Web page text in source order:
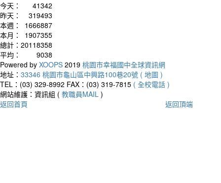
今天：
41342
昨天：
319493
本週：
1666887
本月：
1907355
總計： 20118358
平均：
9038
Powered by XOOPS 2019 桃園市幸福國中全球資訊網
地址： 33346 桃園市龜山區中興路100巷20號 ( 地圖 )
TEL：(03) 329-8992 FAX：(03) 319-7815 ( 全校電話 )
網站維護：資訊組 ( 教職員MAIL )
返回首頁
返回頂端